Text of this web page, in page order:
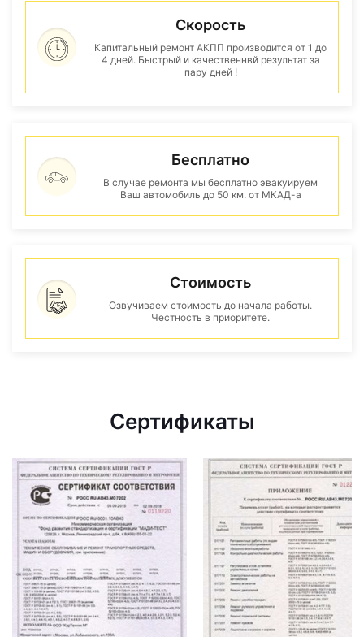
Скорость
Капитальный ремонт АКПП производится от 1 до
4 дней. Быстрый и качественнвй результат за
пару дней !
Бесплатно
В случае ремонта мы бесплатно эвакуируем
Ваш автомобиль до 50 км. от МКАД-а
Стоимость
Озвучиваем стоимость до начала работы.
Честность в приоритете.
Сертификаты